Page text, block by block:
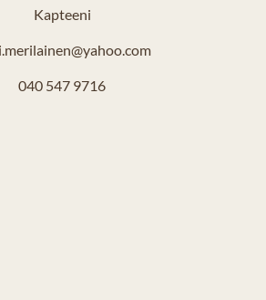
Kapteeni
040 547 9716